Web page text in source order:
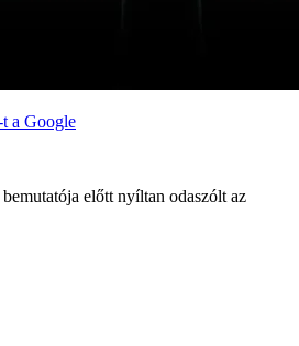
a Google
előtt nyíltan odaszólt az